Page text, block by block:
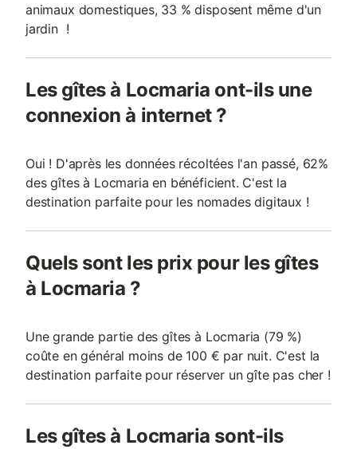
animaux domestiques, 33 % disposent même d'un
jardin !
Les gîtes à Locmaria ont-ils une
connexion à internet ?
Oui ! D'après les données récoltées l'an passé, 62%
des gîtes à Locmaria en bénéficient. C'est la
destination parfaite pour les nomades digitaux !
Quels sont les prix pour les gîtes
à Locmaria ?
Une grande partie des gîtes à Locmaria (79 %)
coûte en général moins de 100 € par nuit. C'est la
destination parfaite pour réserver un gîte pas cher !
Les gîtes à Locmaria sont-ils